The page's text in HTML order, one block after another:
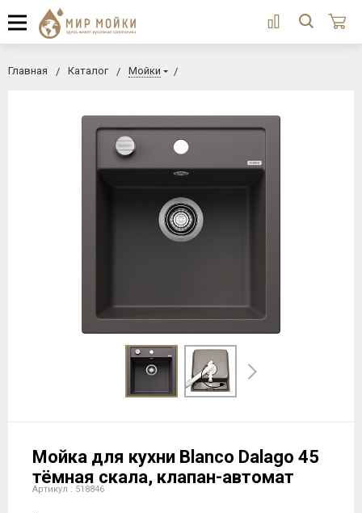
Главная Каталог Мойки
Мойка для кухни Blanco Dalago 45
тёмная скала, клапан-автомат
Артикул : 518846